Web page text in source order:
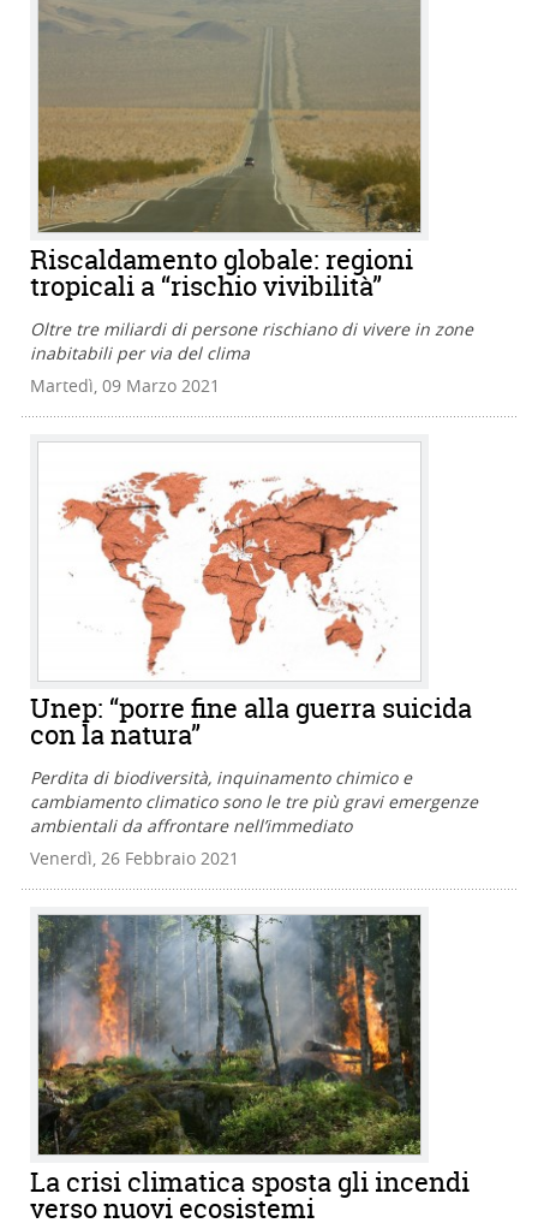
Riscaldamento globale: regioni
tropicali a “rischio vivibilità”
Oltre tre miliardi di persone rischiano di vivere in zone
inabitabili per via del clima
Martedì, 09 Marzo 2021
Unep: “porre fine alla guerra suicida
con la natura”
Perdita di biodiversità, inquinamento chimico e
cambiamento climatico sono le tre più gravi emergenze
ambientali da affrontare nell’immediato
Venerdì, 26 Febbraio 2021
La crisi climatica sposta gli incendi
verso nuovi ecosistemi